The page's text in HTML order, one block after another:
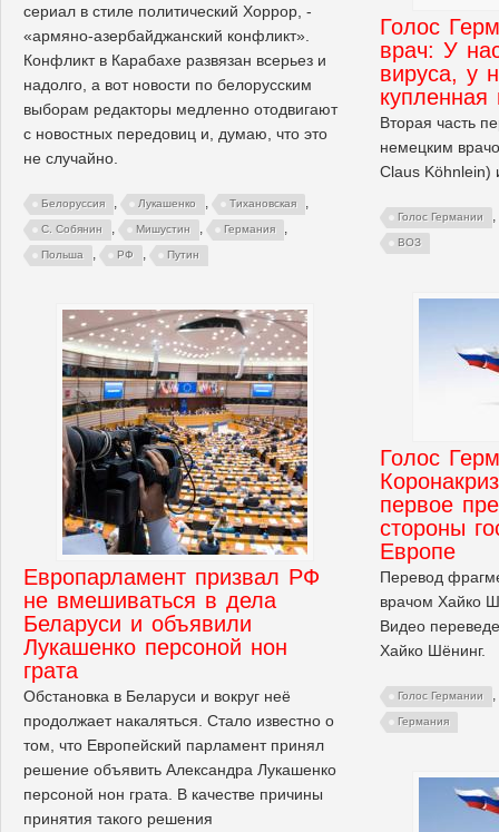
сериал в стиле политический Хоррор, -
«армяно-азербайджанский конфликт».
Конфликт в Карабахе развязан всерьез и
надолго, а вот новости по белорусским
выборам редакторы медленно отодвигают
с новостных передовиц и, думаю, что это
не случайно.
Белоруссия , Лукашенко , Тихановская ,
С. Собянин , Мишустин , Германия ,
Польша , РФ , Путин
Голос
врач: У
вируса, у
Вторая часть
немецким
Claus Köhnlein)
Голос Германии ,
ВОЗ
Голос
первое
стороны
Европе
Перевод
врачом Хайко
Видео
Хайко Шёнинг.
Голос Германии ,
Германия
Европарламент призвал РФ
не вмешиваться в дела
Беларуси и объявили
Лукашенко персоной нон
грата
Обстановка в Беларуси и вокруг неё
продолжает накаляться. Стало известно о
том, что Европейский парламент принял
решение объявить Александра Лукашенко
персоной нон грата. В качестве причины
принятия такого решения